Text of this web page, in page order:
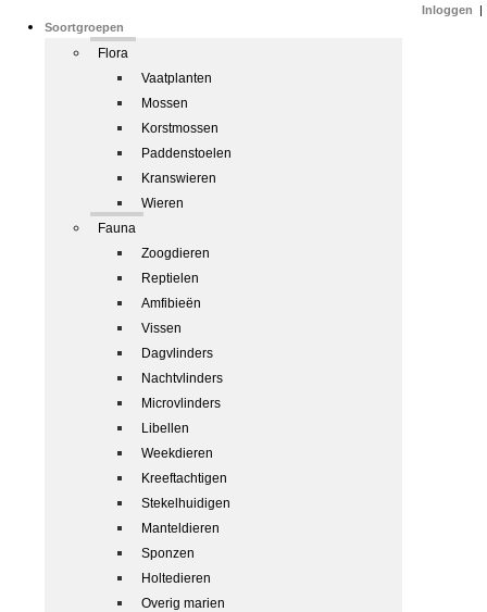
Soortgroepen
Flora
Vaatplanten
Mossen
Korstmossen
Paddenstoelen
Kranswieren
Wieren
Fauna
Zoogdieren
Reptielen
Amfibieën
Vissen
Dagvlinders
Nachtvlinders
Microvlinders
Libellen
Weekdieren
Kreeftachtigen
Stekelhuidigen
Manteldieren
Sponzen
Holtedieren
Overig marien
Inloggen |